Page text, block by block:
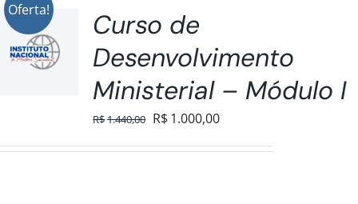
Oferta!
Curso de
Desenvolvimento
Ministerial – Módulo I
R$1.440,00 O
R$1.000,00O